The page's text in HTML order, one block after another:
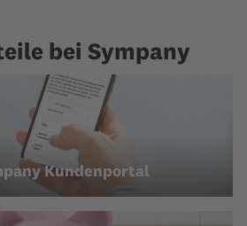
bei Sympany
Kundenportal